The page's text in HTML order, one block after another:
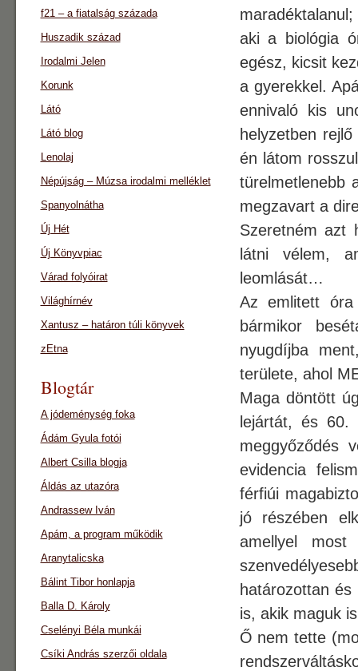
aki a biológia
egész, kicsit
a gyerekkel.
ennivaló kis
helyzetben
én látom
türelmetlenebb
megzavart a
Szeretném azt
látni vélem,
leomlását…
Az emlitett
bármikor
nyugdíjba
területe, ahol
Maga döntött
lejártát, és 60.
meggyőződés
evidencia
férfiúi
jó részében
amellyel
határozottan
is, akik maguk
Ő nem tette
f21 – a fiatalság százada
Huszadik század
Irodalmi Jelen
Korunk
Látó
Látó blog
Lenolaj
Népújság – Múzsa irodalmi melléklet
Spanyolnátha
Új Hét
Új Könyvpiac
Várad folyóirat
Világhírnév
Xantusz – határon túli könyvek
zEtna
Blogtár
A jódeménység foka
Ádám Gyula fotói
Albert Csilla blogja
Áldás az utazóra
Andrassew Iván
Apám, a program működik
Aranytalicska
Bálint Tibor honlapja
Balla D. Károly
Cselényi Béla munkái
Csíki András szerzői oldala